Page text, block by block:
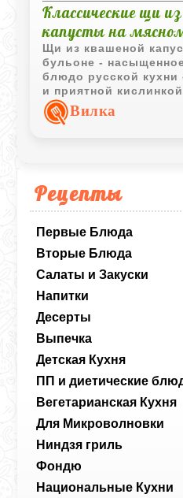
Рецепты
Первые Блюда
Вторые Блюда
Салаты и Закуски
Напитки
Десерты
Выпечка
Детская Кухня
ПП и диетические
Вегетарианская Кухня
Для Микроволновки
Ниндзя гриль
Фондю
Национальные Кухни
Классические щи
капусты на
Щи из квашеной
бульоне -
блюдо русской кухни
и приятной
тушение делает
а сметана и свежая
Вилка